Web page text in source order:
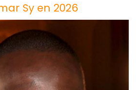
Sy en 2026